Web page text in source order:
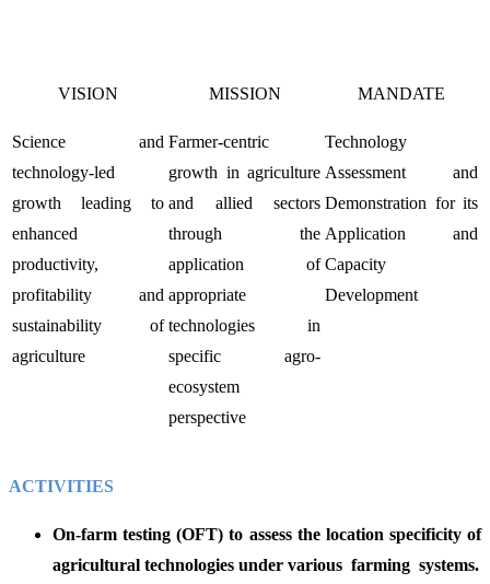
VISION
Science and
technology-led
growth leading to
enhanced
productivity,
profitability and
sustainability of
agriculture
MISSION
Farmer-centric
growth in agriculture
and allied sectors
through the
application of
appropriate
technologies in
specific agro-
ecosystem
perspective
MANDATE
Technology
Assessment and
Demonstration for its
Application and
Capacity
Development
ACTIVITIES
On-farm testing (OFT) to assess the location specificity of
agricultural technologies under various farming systems.